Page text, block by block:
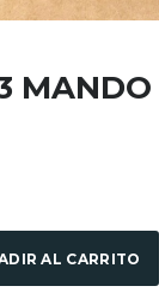
MANDO
AL CARRITO